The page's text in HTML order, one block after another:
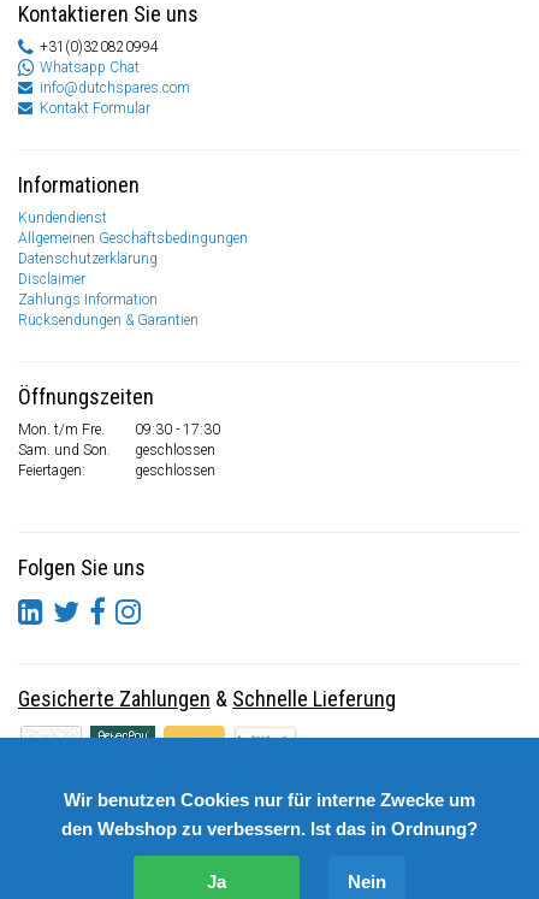
Kontaktieren Sie uns
+31(0)320820994
Whatsapp Chat
info@dutchspares.com
Kontakt Formular
Informationen
Kundendienst
Allgemeinen Geschäftsbedingungen
Datenschutzerklärung
Disclaimer
Zahlungs Information
Rücksendungen & Garantien
Öffnungszeiten
Mon. t/m Fre.
09:30 - 17:30
Sam. und Son.
geschlossen
Feiertagen:
geschlossen
Folgen Sie uns
Gesicherte Zahlungen & Schnelle Lieferung
Wir benutzen Cookies nur für interne Zwecke um
den Webshop zu verbessern. Ist das in Ordnung?
Ja Nein